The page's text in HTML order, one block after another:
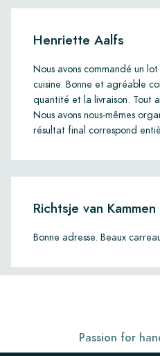
Henriette Aalfs
Nous avons commandé un
cuisine. Bonne et agréable
quantité et la livraison. Tout
Nous avons nous-mêmes
résultat final correspond
Richtsje van Kammen
Bonne adresse. Beaux
Passion for